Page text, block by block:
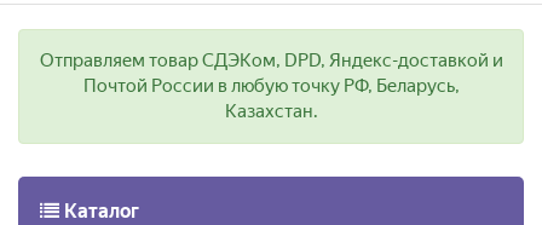
Отправляем товар СДЭКом, DPD, Яндекс-доставкой и
Почтой России в любую точку РФ, Беларусь,
Казахстан.
Каталог